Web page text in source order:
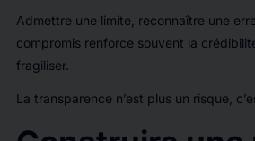
Admettre une limite, reconnaître une
compromis renforce souvent la
fragiliser.
La transparence n’est plus un risque,